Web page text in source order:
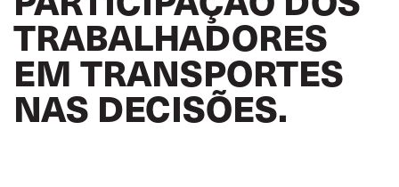
TRABALHADORES
EM TRANSPORTES
NAS DECISÕES.